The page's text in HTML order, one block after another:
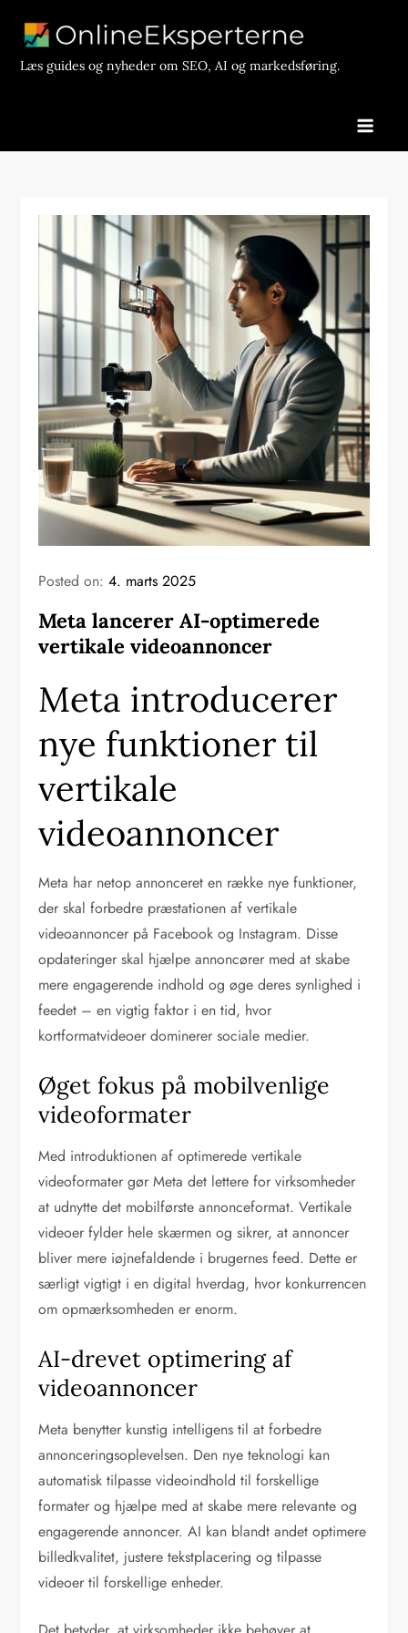
contentLæs guides og nyheder om SEO, AI og markedsføring.
Posted on:4. marts 2025
Meta lancerer AI-optimerede
vertikale videoannoncer
Meta introducerer
nye funktioner til
vertikale
videoannoncer
Meta har netop annonceret en række nye funktioner,
der skal forbedre præstationen af vertikale
videoannoncer på Facebook og Instagram. Disse
opdateringer skal hjælpe annoncører med at skabe
mere engagerende indhold og øge deres synlighed i
feedet – en vigtig faktor i en tid, hvor
kortformatvideoer dominerer sociale medier.
Øget fokus på mobilvenlige
videoformater
Med introduktionen af optimerede vertikale
videoformater gør Meta det lettere for virksomheder
at udnytte det mobilførste annonceformat. Vertikale
videoer fylder hele skærmen og sikrer, at annoncer
bliver mere iøjnefaldende i brugernes feed. Dette er
særligt vigtigt i en digital hverdag, hvor konkurrencen
om opmærksomheden er enorm.
AI-drevet optimering af
videoannoncer
Meta benytter kunstig intelligens til at forbedre
annonceringsoplevelsen. Den nye teknologi kan
automatisk tilpasse videoindhold til forskellige
formater og hjælpe med at skabe mere relevante og
engagerende annoncer. AI kan blandt andet optimere
billedkvalitet, justere tekstplacering og tilpasse
videoer til forskellige enheder.